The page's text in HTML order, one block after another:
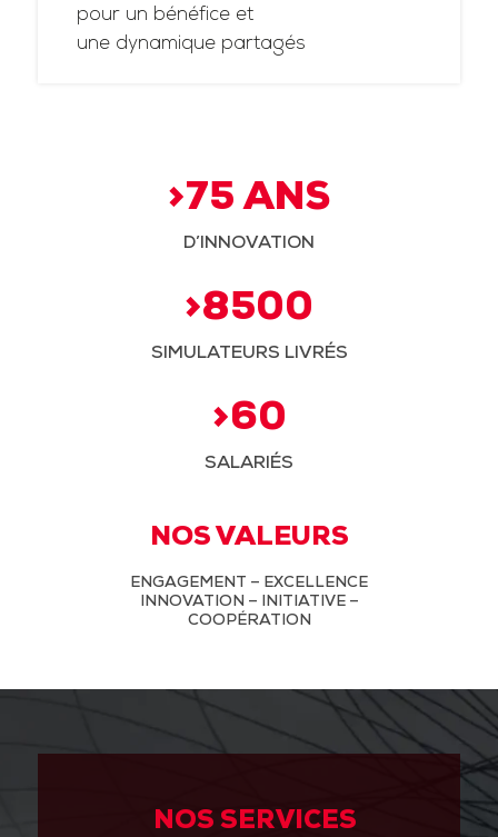
pour un bénéfice et
une dynamique partagés
>75 ANS
D’INNOVATION
>8500
SIMULATEURS LIVRÉS
>60
SALARIÉS
NOS VALEURS
ENGAGEMENT – EXCELLENCE
INNOVATION – INITIATIVE –
COOPÉRATION
NOS SERVICES